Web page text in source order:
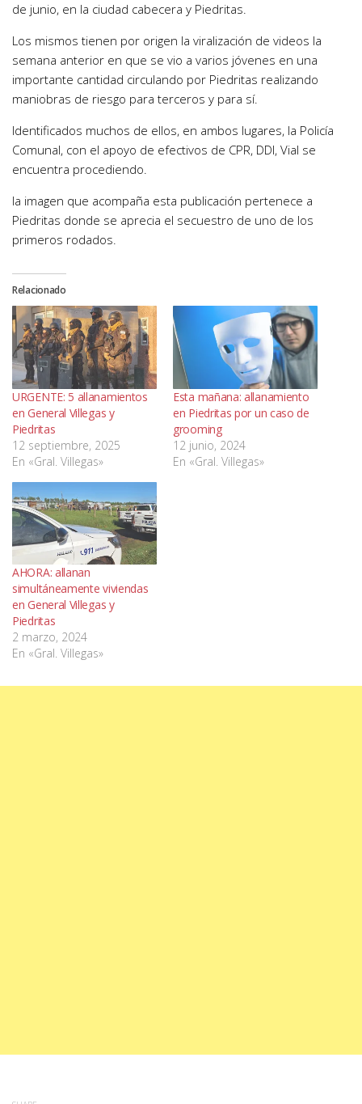
de junio, en la ciudad cabecera y Piedritas.
Los mismos tienen por origen la viralización de videos la
semana anterior en que se vio a varios jóvenes en una
importante cantidad circulando por Piedritas realizando
maniobras de riesgo para terceros y para sí.
Identificados muchos de ellos, en ambos lugares, la Policía
Comunal, con el apoyo de efectivos de CPR, DDI, Vial se
encuentra procediendo.
la imagen que acompaña esta publicación pertenece a
Piedritas donde se aprecia el secuestro de uno de los
primeros rodados.
Relacionado
URGENTE: 5 allanamientos
en General Villegas y
Piedritas
12 septiembre, 2025
En «Gral. Villegas»
Esta mañana: allanamiento
en Piedritas por un caso de
grooming
12 junio, 2024
En «Gral. Villegas»
AHORA: allanan
simultáneamente viviendas
en General Villegas y
Piedritas
2 marzo, 2024
En «Gral. Villegas»